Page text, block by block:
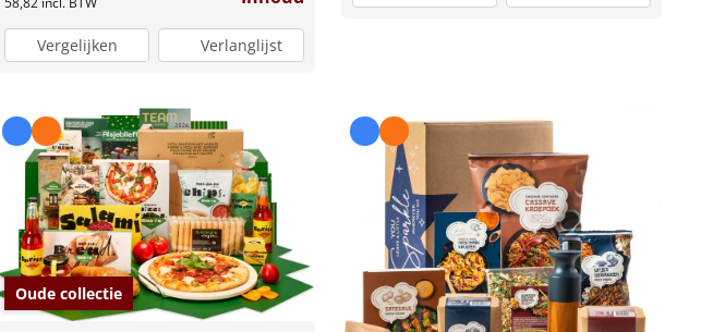
Vergelijken Verlanglijst
Oude collectie